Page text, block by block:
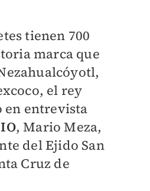
tienen 700
marca que
el rey
en entrevista
, Mario Meza,
del Ejido San
Cruz de